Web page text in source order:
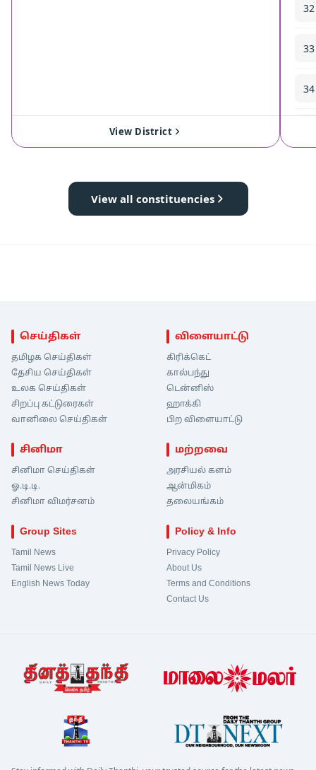
View District
32
33
34
View all constituencies
செய்திகள்
தமிழக செய்திகள்
தேசிய செய்திகள்
உலக செய்திகள்
சிறப்பு கட்டுரைகள்
வானிலை செய்திகள்
விளையாட்டு
கிரிக்கெட்
கால்பந்து
டென்னிஸ்
ஹாக்கி
பிற விளையாட்டு
சினிமா
சினிமா செய்திகள்
ஓ.டி.டி.
சினிமா விமர்சனம்
மற்றவை
அரசியல் களம்
ஆன்மிகம்
தலையங்கம்
Group Sites
Tamil News
Tamil News Live
English News Today
Policy & Info
Privacy Policy
About Us
Terms and Conditions
Contact Us